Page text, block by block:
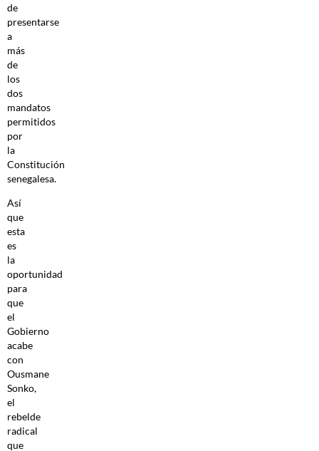
de
presentarse
a
más
de
los
dos
mandatos
permitidos
por
la
Constitución
senegalesa.
Así
que
esta
es
la
oportunidad
para
que
el
Gobierno
acabe
con
Ousmane
Sonko,
el
rebelde
radical
que